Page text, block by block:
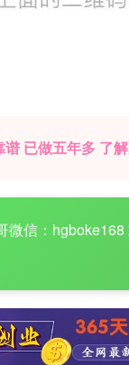
谱 已做五年多 了
微信：